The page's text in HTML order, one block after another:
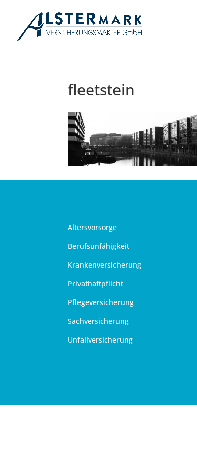
fleetstein
Altersvorsorge
Berufsunfähigkeit
Krankenversicherung
Privathaftpflicht
Pflegeversicherung
Sachversicherung
Unfallversicherung